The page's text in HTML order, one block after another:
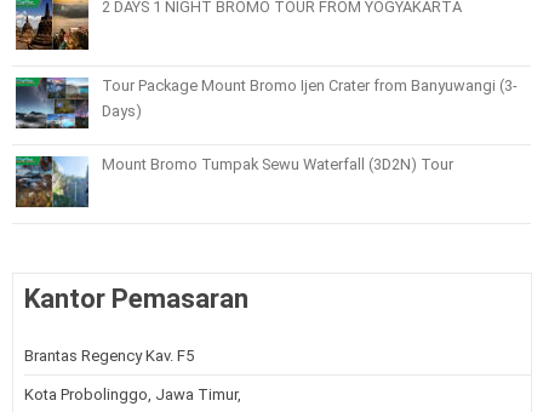
2 DAYS 1 NIGHT BROMO TOUR FROM YOGYAKARTA
Tour Package Mount Bromo Ijen Crater from Banyuwangi (3-
Days)
Mount Bromo Tumpak Sewu Waterfall (3D2N) Tour
Kantor Pemasaran
Brantas Regency Kav. F5
Kota Probolinggo, Jawa Timur,